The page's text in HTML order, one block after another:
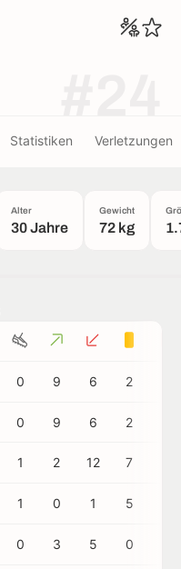
Statistiken Verletzungen
Alter
30 Jahre
Gewicht
72 kg
0 9 6 2
0 9 6 2
1 2 12 7
1 0 1 5
0 3 5 0